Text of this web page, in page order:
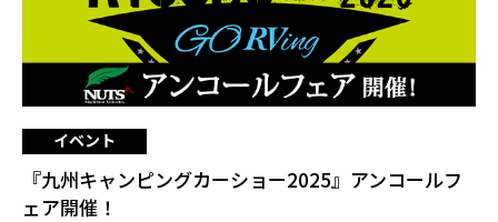
イベント
『九州キャンピングカーショー2025』アンコールフ
ェア開催！